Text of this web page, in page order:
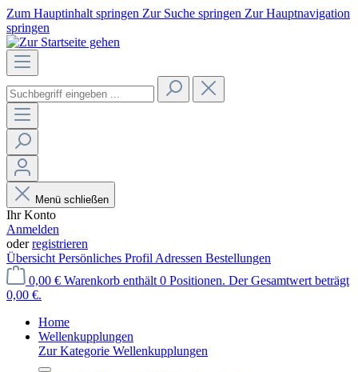
Zum Hauptinhalt springen Zur Suche springen Zur Hauptnavigation
springen
Menü schließen
Ihr Konto
Anmelden
oderregistrieren
Übersicht Persönliches Profil Adressen Bestellungen
0,00 € Warenkorb enthält 0 Positionen. Der Gesamtwert beträgt
0,00 €.
Home
Wellenkupplungen
Zur Kategorie Wellenkupplungen